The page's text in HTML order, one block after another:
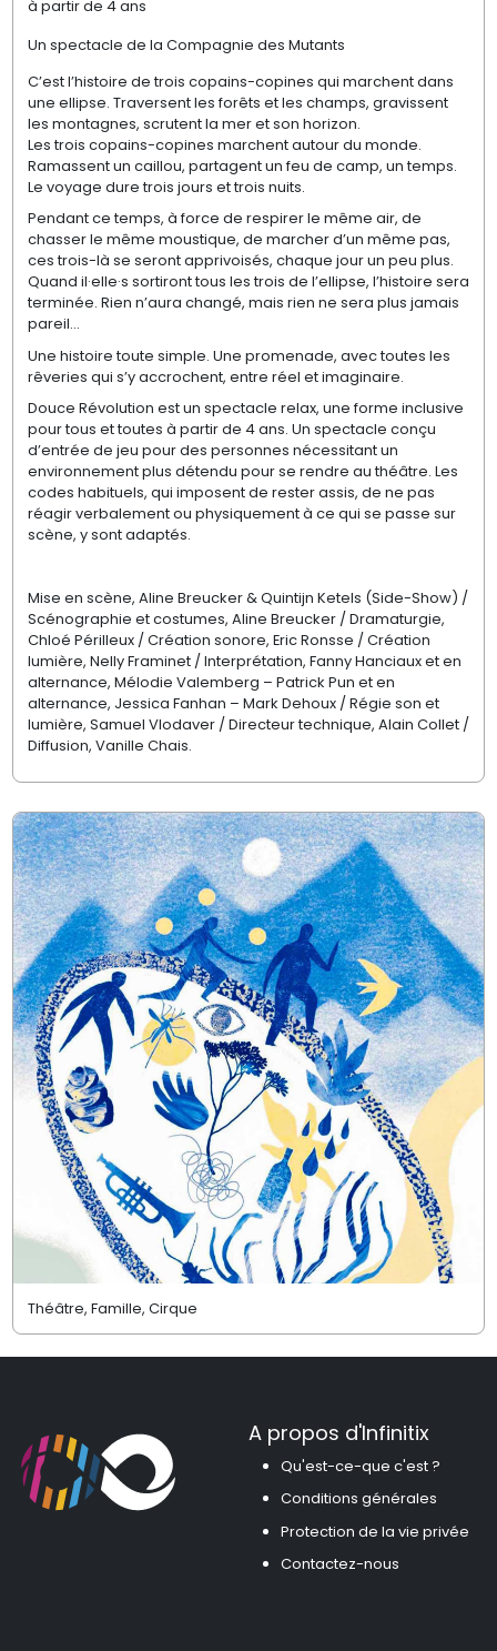
à partir de 4 ans
Un spectacle de la Compagnie des Mutants
C’est l’histoire de trois copains-copines qui marchent dans
une ellipse. Traversent les forêts et les champs, gravissent
les montagnes, scrutent la mer et son horizon.
Les trois copains-copines marchent autour du monde.
Ramassent un caillou, partagent un feu de camp, un temps.
Le voyage dure trois jours et trois nuits.
Pendant ce temps, à force de respirer le même air, de
chasser le même moustique, de marcher d’un même pas,
ces trois-là se seront apprivoisés, chaque jour un peu plus.
Quand il·elle·s sortiront tous les trois de l’ellipse, l’histoire sera
terminée. Rien n’aura changé, mais rien ne sera plus jamais
pareil…
Une histoire toute simple. Une promenade, avec toutes les
rêveries qui s’y accrochent, entre réel et imaginaire.
Douce Révolution est un spectacle relax, une forme inclusive
pour tous et toutes à partir de 4 ans. Un spectacle conçu
d’entrée de jeu pour des personnes nécessitant un
environnement plus détendu pour se rendre au théâtre. Les
codes habituels, qui imposent de rester assis, de ne pas
réagir verbalement ou physiquement à ce qui se passe sur
scène, y sont adaptés.
Mise en scène, Aline Breucker & Quintijn Ketels (Side-Show) /
Scénographie et costumes, Aline Breucker / Dramaturgie,
Chloé Périlleux / Création sonore, Eric Ronsse / Création
lumière, Nelly Framinet / Interprétation, Fanny Hanciaux et en
alternance, Mélodie Valemberg – Patrick Pun et en
alternance, Jessica Fanhan – Mark Dehoux / Régie son et
lumière, Samuel Vlodaver / Directeur technique, Alain Collet /
Diffusion, Vanille Chais.
Théâtre, Famille, Cirque
A propos d'Infinitix
Qu'est-ce-que c'est ?
Conditions générales
Protection de la vie privée
Contactez-nous